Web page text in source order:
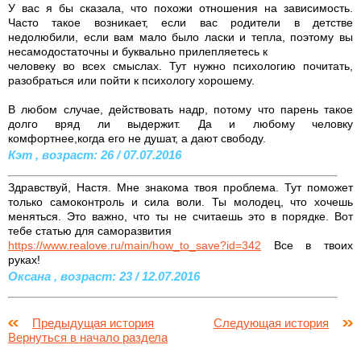
У вас я бы сказала, что похожи отношения на зависимость.
Часто такое возникает, если вас родители в детстве
недолюбили, если вам мало было ласки и тепла, поэтому вы
несамодостаточны и буквально прилепляетесь к
человеку во всех смыслах. Тут нужно психологию почитать,
разобраться или пойти к психологу хорошему.
В любом случае, действовать надр, потому что парень такое
долго вряд ли выдержит. Да и любому человку
комфортнее,когда его не душат, а дают свободу.
Кэт , возраст: 26 / 07.07.2016
Здравствуй, Настя. Мне знакома твоя проблема. Тут поможет
только самоконтроль и сила воли. Ты молодец, что хочешь
меняться. Это важно, что ты не считаешь это в порядке. Вот
тебе статью для саморазвития
https://www.realove.ru/main/how_to_save?id=342 Все в твоих
руках!
Оксана , возраст: 23 / 12.07.2016
Предыдущая история
Следующая история
Вернуться в начало раздела